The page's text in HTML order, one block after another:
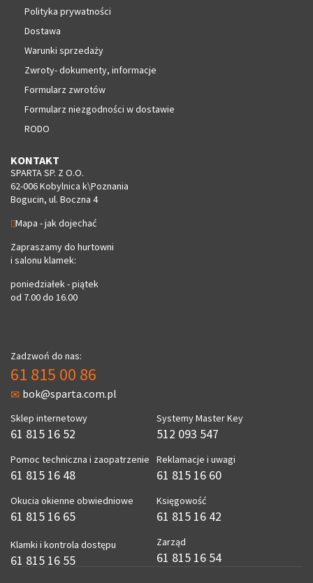
Polityka prywatności
Dostawa
Warunki sprzedaży
Zwroty- dokumenty, informacje
Formularz zwrotów
Formularz niezgodności w dostawie
RODO
KONTAKT
SPARTA SP. Z O.O.
62-006 Kobylnica k\Poznania
Bogucin, ul. Boczna 4
Mapa - jak dojechać
Zapraszamy do hurtowni
i salonu klamek:
poniedziałek - piątek
od 7.00 do 16.00
Zadzwoń do nas:
61 815 00 86
bok@sparta.com.pl
Sklep internetowy
61 815 16 52
Pomoc techniczna i zaopatrzenie
61 815 16 48
Okucia okienne obwiedniowe
61 815 16 65
Klamki i kontrola dostępu
61 815 16 55
Systemy Master Key
512 093 547
Reklamacje i uwagi
61 815 16 60
Księgowość
61 815 16 42
Zarząd
61 815 16 54